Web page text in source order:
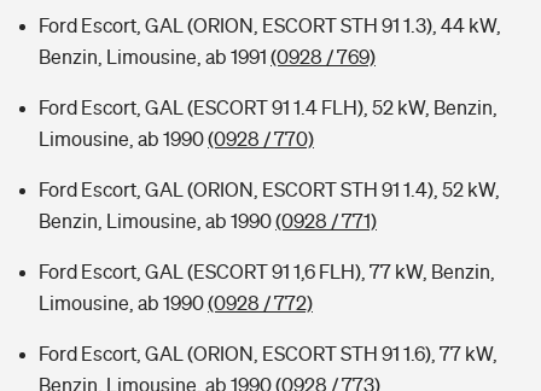
Ford Escort, GAL (ORION, ESCORT STH 91 1.3), 44 kW,
Benzin, Limousine, ab 1991 (0928 / 769)
Ford Escort, GAL (ESCORT 91 1.4 FLH), 52 kW, Benzin,
Limousine, ab 1990(0928 / 770)
Ford Escort, GAL (ORION, ESCORT STH 91 1.4), 52 kW,
Benzin, Limousine, ab 1990(0928 / 771)
Ford Escort, GAL (ESCORT 91 1,6 FLH), 77 kW, Benzin,
Limousine, ab 1990(0928 / 772)
Ford Escort, GAL (ORION, ESCORT STH 91 1.6), 77 kW,
Benzin, Limousine, ab 1990(0928 / 773)